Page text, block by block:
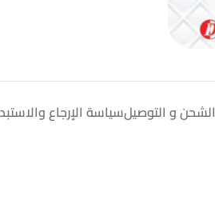
الشحن و التوصيلسياسة الإرجاع